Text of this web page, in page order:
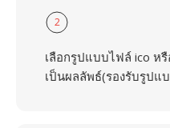
2
เลือกรูปแบบไฟล์ ico ห
เป็นผลลัพธ์(รองรับรูปแ